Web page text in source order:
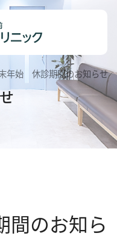
年始 休診期間のお知らせ
のお知ら